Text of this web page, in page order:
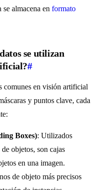
almacena en formato
se utilizan
#
comunes en visión artificial
y puntos clave, cada
Boxes): Utilizados
objetos, son cajas
en una imagen.
de objeto más precisos